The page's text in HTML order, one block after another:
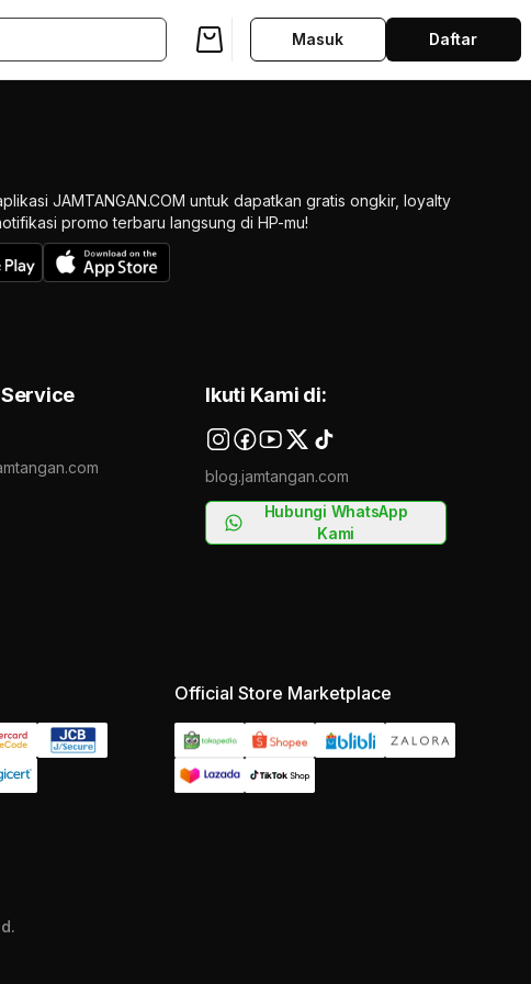
JAMTANGAN.COM untuk dapatkan gratis ongkir, loyalty
promo terbaru langsung di HP-mu!
Ikuti Kami di:
blog.jamtangan.com
Hubungi WhatsApp
Kami
Official Store Marketplace
Masuk Daftar